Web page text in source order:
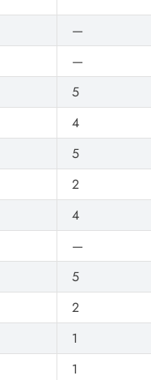
—
—
5
4
5
2
4
—
5
2
1
1